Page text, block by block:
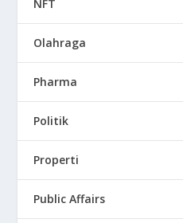
NFT
Olahraga
Pharma
Politik
Properti
Public Affairs